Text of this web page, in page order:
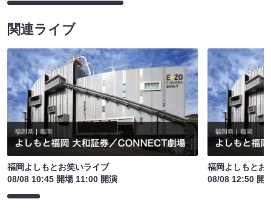
関連ライブ
福岡よしもとお笑いライブ
08/08 10:45 開場 11:00 開演
福岡よしもとお
08/08 12:50 開